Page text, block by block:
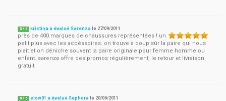
5 / 5 kristina a évalué Sarenza le 27/09/2011
près de 400 marques de chaussures représentées ! un
petit plus avec les accéssoires. on trouve à coup sûr la paire qui nous
plaît et on déniche souvent la paire originale pour femme homme ou
enfant. sarenza offre des promos régulièrement, le retour et livraison
gratuit.
5 / 5 elow91 a évalué Sephora le 20/06/2011